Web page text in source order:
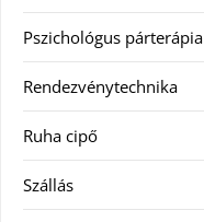
Pszichológus párterápia
Rendezvénytechnika
Ruha cipő
Szállás